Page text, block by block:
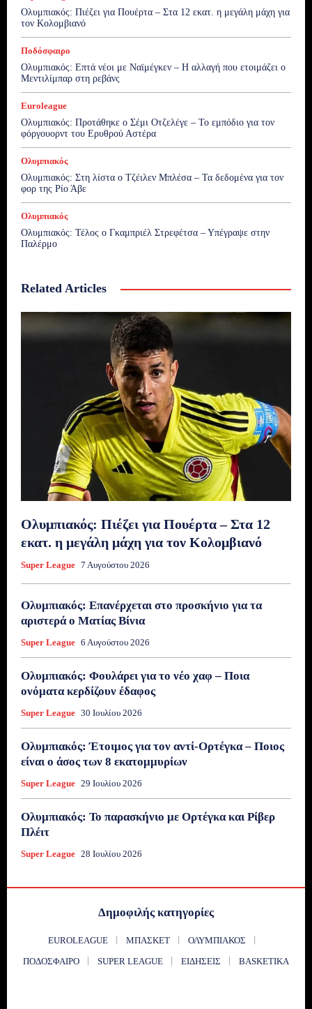
Ολυμπιακός: Πιέζει για Πουέρτα – Στα 12 εκατ. η μεγάλη μάχη για
τον Κολομβιανό
Ποδόσφαιρο
Ολυμπιακός: Επτά νέοι με Ναϊμέγκεν – Η αλλαγή που ετοιμάζει ο
Μεντιλίμπαρ στη ρεβάνς
Euroleague
Ολυμπιακός: Προτάθηκε ο Σέμι Οτζελέγε – Το εμπόδιο για τον
φόργουορντ του Ερυθρού Αστέρα
Ολυμπιακός
Ολυμπιακός: Στη λίστα ο Τζέιλεν Μπλέσα – Τα δεδομένα για τον
φορ της Ρίο Άβε
Ολυμπιακός
Ολυμπιακός: Τέλος ο Γκαμπριέλ Στρεφέτσα – Υπέγραψε στην
Παλέρμο
Related Articles
Ολυμπιακός: Πιέζει για Πουέρτα – Στα 12
εκατ. η μεγάλη μάχη για τον Κολομβιανό
Super League 7 Αυγούστου 2026
Ολυμπιακός: Επανέρχεται στο προσκήνιο για τα
αριστερά ο Ματίας Βίνια
Super League 6 Αυγούστου 2026
Ολυμπιακός: Φουλάρει για το νέο χαφ – Ποια
ονόματα κερδίζουν έδαφος
Super League 30 Ιουλίου 2026
Ολυμπιακός: Έτοιμος για τον αντί-Ορτέγκα – Ποιος
είναι ο άσος των 8 εκατομμυρίων
Super League 29 Ιουλίου 2026
Ολυμπιακός: Το παρασκήνιο με Ορτέγκα και Ρίβερ
Πλέιτ
Super League 28 Ιουλίου 2026
Δημοφιλής κατηγορίες
EUROLEAGUE ΜΠΆΣΚΕΤ
ΟΛΥΜΠΙΑΚΌΣ
ΠΟΔΌΣΦΑΙΡΟ
SUPER LEAGUE ΕΙΔΉΣΕΙΣ BASKETIKA